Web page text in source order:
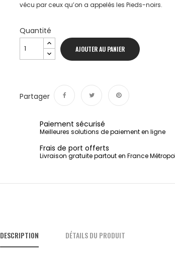
vécu par ceux qu’on a appelés les Pieds-noirs.
Quantité
AJOUTER AU PANIER
Partager
Paiement sécurisé
Meilleures solutions de paiement en ligne
Frais de port offerts
Livraison gratuite partout en France
DESCRIPTION DÉTAILS DU PRODUIT